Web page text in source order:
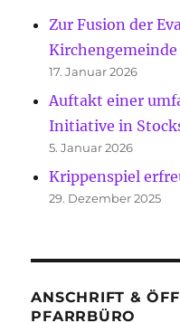
Zur Fusion der
17. Januar 2026
Auftakt einer
Initiative in
5. Januar 2026
Krippenspiel
29. Dezember 2025
ANSCHRIFT &
PFARRBÜRO